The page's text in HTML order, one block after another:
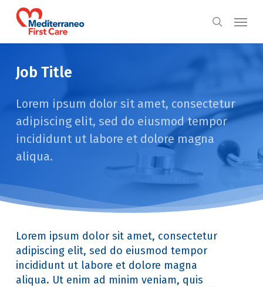
search
Menu
Job Title
Lorem ipsum dolor sit amet, consectetur
adipiscing elit, sed do eiusmod tempor
incididunt ut labore et dolore magna
aliqua.
Lorem ipsum dolor sit amet, consectetur
adipiscing elit, sed do eiusmod tempor
incididunt ut labore et dolore magna
aliqua. Ut enim ad minim veniam, quis